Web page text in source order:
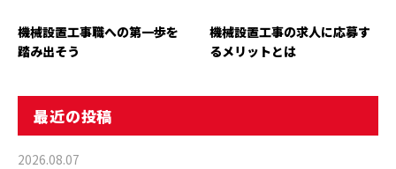
機械設置工事職への第一歩を
踏み出そう
機械設置工事の求人に応募す
るメリットとは
最近の投稿
2026.08.07